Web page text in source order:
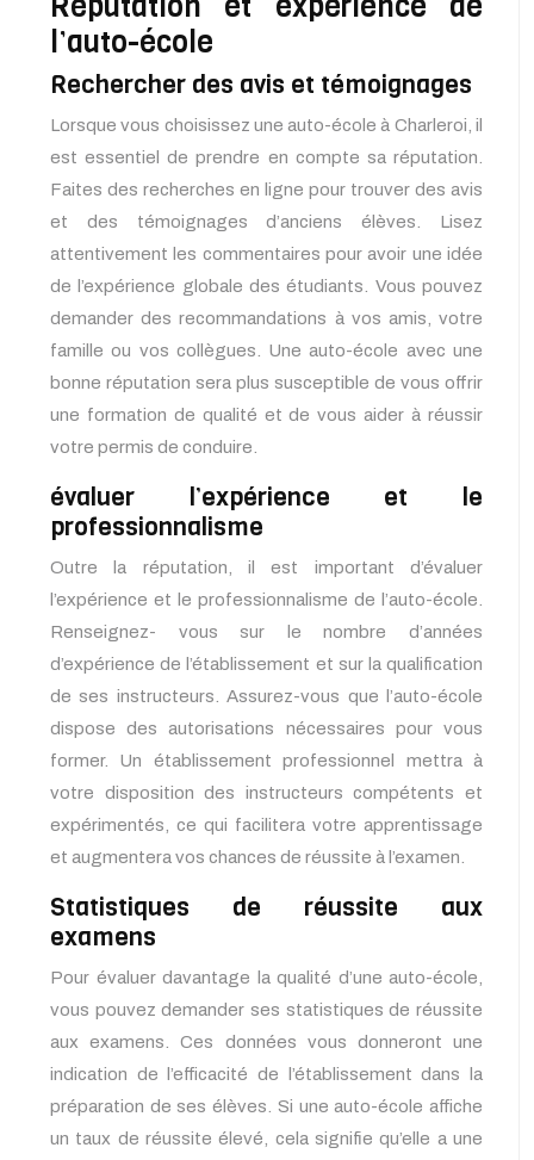
l’auto-école
Rechercher des avis et témoignages
Lorsque vous choisissez une auto-école à Charleroi, il
est essentiel de prendre en compte sa réputation.
Faites des recherches en ligne pour trouver des avis
et des témoignages d’anciens élèves. Lisez
attentivement les commentaires pour avoir une idée
de l’expérience globale des étudiants. Vous pouvez
demander des recommandations à vos amis, votre
famille ou vos collègues. Une auto-école avec une
bonne réputation sera plus susceptible de vous offrir
une formation de qualité et de vous aider à réussir
votre permis de conduire.
évaluer l’expérience et le
professionnalisme
Outre la réputation, il est important d’évaluer
l’expérience et le professionnalisme de l’auto-école.
Renseignez- vous sur le nombre d’années
d’expérience de l’établissement et sur la qualification
de ses instructeurs. Assurez-vous que l’auto-école
dispose des autorisations nécessaires pour vous
former. Un établissement professionnel mettra à
votre disposition des instructeurs compétents et
expérimentés, ce qui facilitera votre apprentissage
et augmentera vos chances de réussite à l’examen.
Statistiques de réussite aux
examens
Pour évaluer davantage la qualité d’une auto-école,
vous pouvez demander ses statistiques de réussite
aux examens. Ces données vous donneront une
indication de l’efficacité de l’établissement dans la
préparation de ses élèves. Si une auto-école affiche
un taux de réussite élevé, cela signifie qu’elle a une